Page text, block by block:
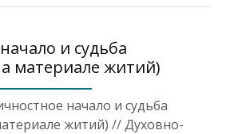
и судьба
материале житий)
начало и судьба
житий) // Духовно-